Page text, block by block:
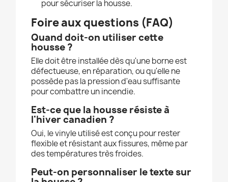
pour sécuriser la housse.
Foire aux questions (FAQ)
Quand doit-on utiliser cette
housse ?
Elle doit être installée dès qu'une borne est
défectueuse, en réparation, ou qu'elle ne
possède pas la pression d'eau suffisante
pour combattre un incendie.
Est-ce que la housse résiste à
l'hiver canadien ?
Oui, le vinyle utilisé est conçu pour rester
flexible et résistant aux fissures, même par
des températures très froides.
Peut-on personnaliser le texte sur